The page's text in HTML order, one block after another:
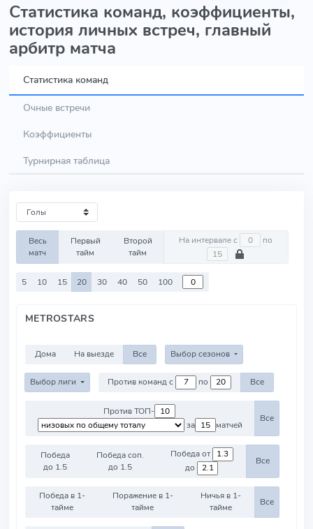
Статистика команд, коэффициенты,
история личных встреч, главный
арбитр матча
Статистика команд
Очные встречи
Коэффициенты
Турнирная таблица
Весь
матч
Первый
тайм
Второй
тайм
На интервале с по
5 10 15 20 30 40 50 100
METROSTARS
Дома На выезде Все Выбор сезонов
Выбор лиги Против команд с по Все
Против ТОП-
за
матчей
Все
Победа
до 1.5
Победа соп.
до 1.5
Победа от
до
Все
Победа в 1-
тайме
Поражение в 1-
тайме
Ничья в 1-
тайме
Все